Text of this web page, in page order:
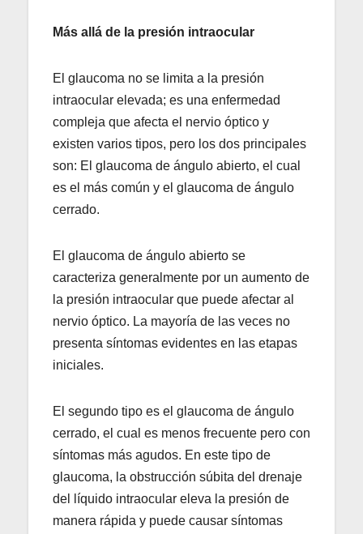
Más allá de la presión intraocular
El glaucoma no se limita a la presión
intraocular elevada; es una enfermedad
compleja que afecta el nervio óptico y
existen varios tipos, pero los dos principales
son: El glaucoma de ángulo abierto, el cual
es el más común y el glaucoma de ángulo
cerrado.
El glaucoma de ángulo abierto se
caracteriza generalmente por un aumento de
la presión intraocular que puede afectar al
nervio óptico. La mayoría de las veces no
presenta síntomas evidentes en las etapas
iniciales.
El segundo tipo es el glaucoma de ángulo
cerrado, el cual es menos frecuente pero con
síntomas más agudos. En este tipo de
glaucoma, la obstrucción súbita del drenaje
del líquido intraocular eleva la presión de
manera rápida y puede causar síntomas